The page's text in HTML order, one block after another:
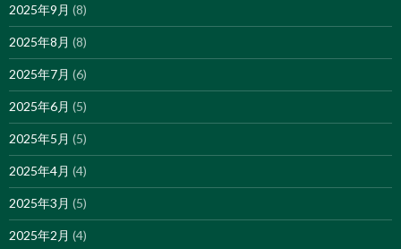
2025年9月 (8)
2025年8月 (8)
2025年7月 (6)
2025年6月 (5)
2025年5月 (5)
2025年4月 (4)
2025年3月 (5)
2025年2月 (4)